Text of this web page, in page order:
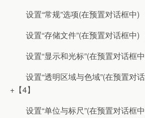
设置“常规”选项(在预置对话框中)
设置“存储文件”(在预置对话框中)
设置“显示和光标”(在预置对话框中
设置“透明区域与色域”(在预置对话
+【4】
设置“单位与标尺”(在预置对话框中